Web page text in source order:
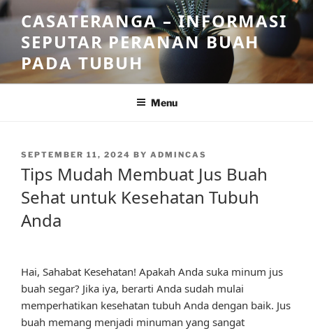
Skip
to
content
CASATERANGA – INFORMASI
SEPUTAR PERANAN BUAH
PADA TUBUH
Menu
POSTED
ON
SEPTEMBER 11, 2024 BY ADMINCAS
Tips Mudah Membuat Jus Buah
Sehat untuk Kesehatan Tubuh
Anda
Hai, Sahabat Kesehatan! Apakah Anda suka minum jus
buah segar? Jika iya, berarti Anda sudah mulai
memperhatikan kesehatan tubuh Anda dengan baik. Jus
buah memang menjadi minuman yang sangat